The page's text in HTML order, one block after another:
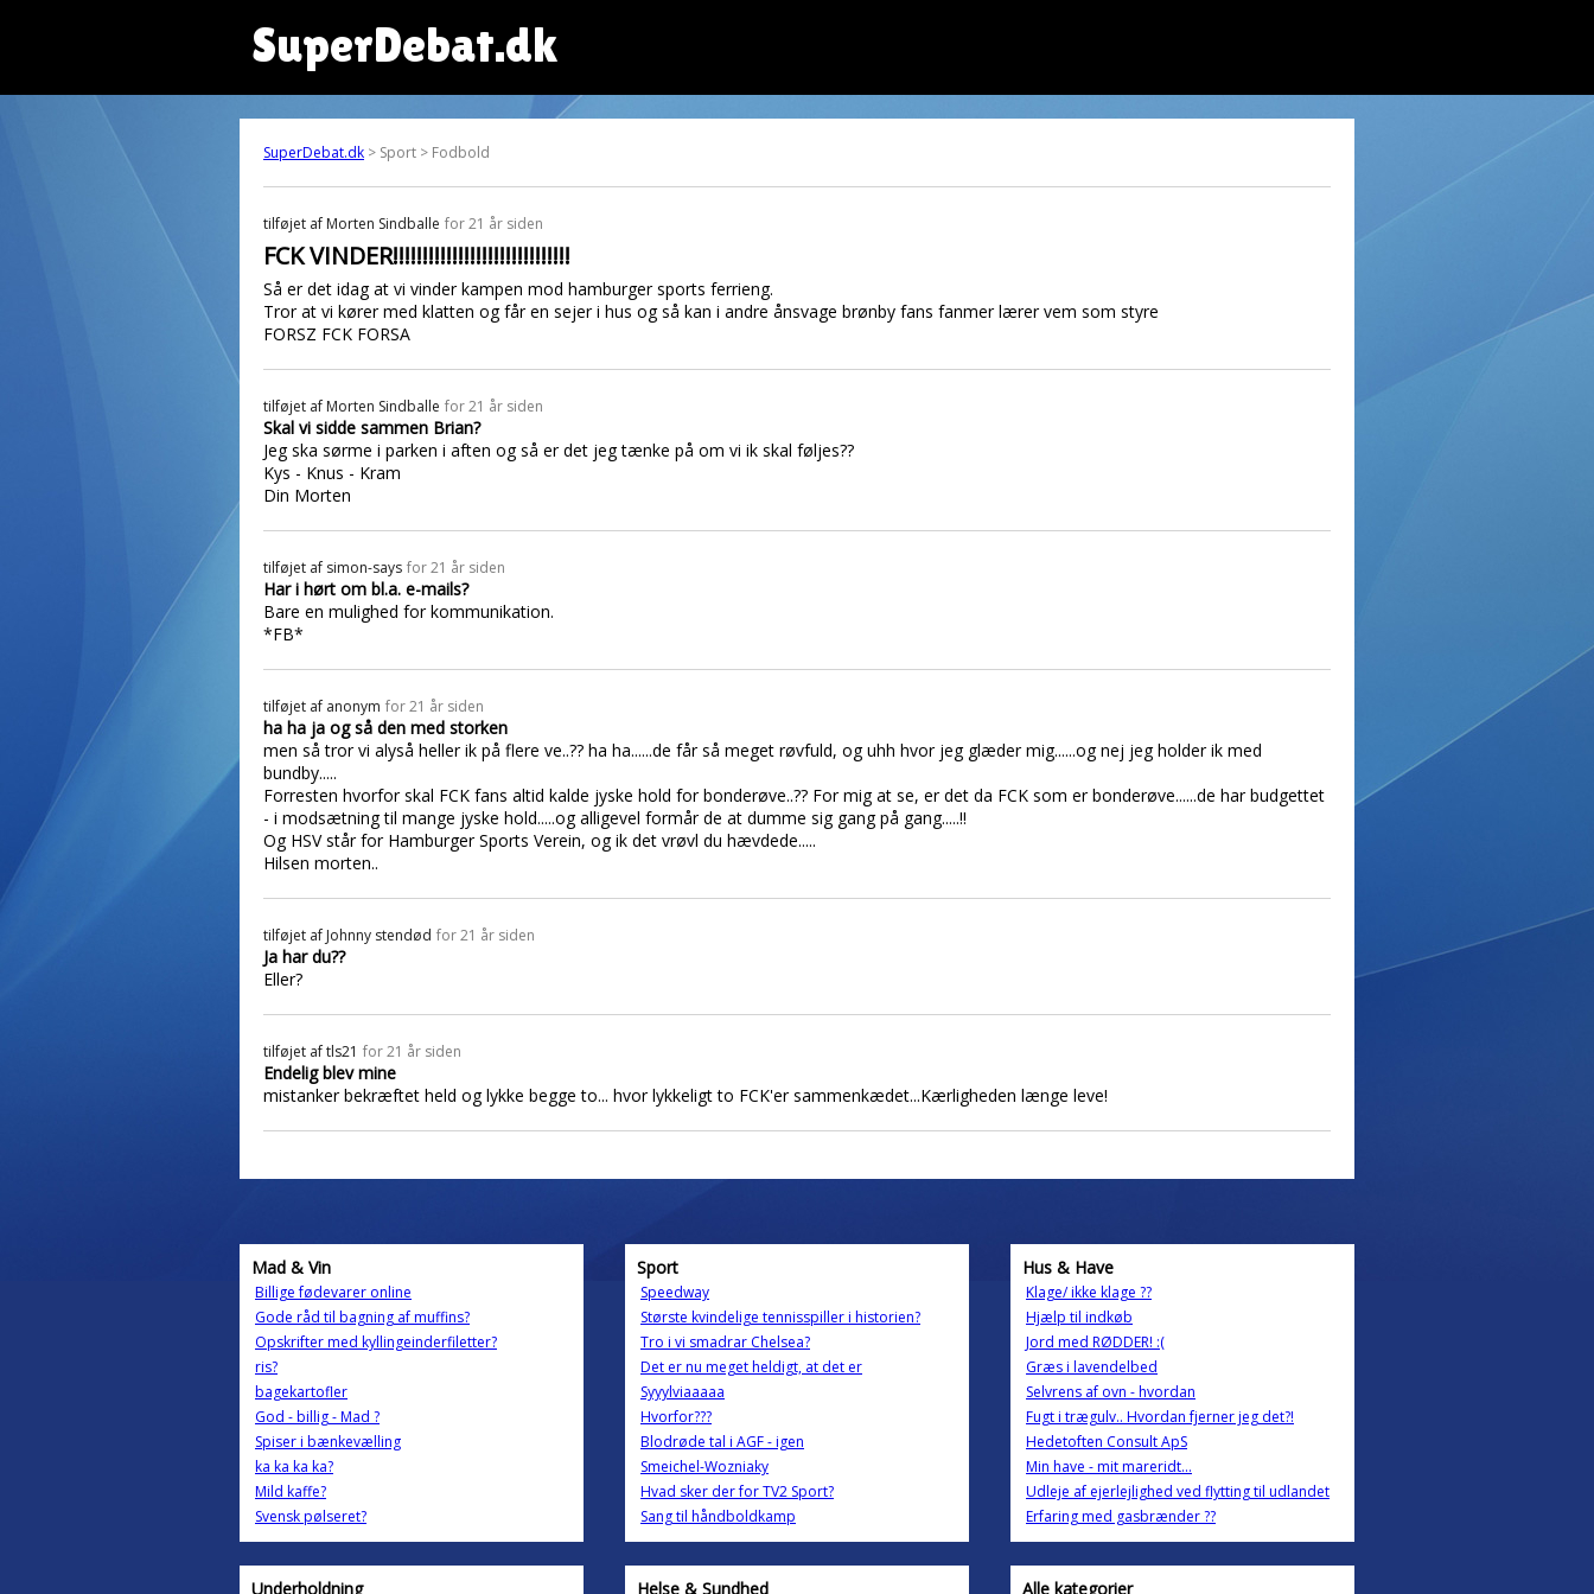
SuperDebat.dk
SuperDebat.dk > Sport > Fodbold
tilføjet af Morten Sindballe for 21 år siden
FCK VINDER!!!!!!!!!!!!!!!!!!!!!!!!!!!!!!
Så er det idag at vi vinder kampen mod hamburger sports ferrieng.
Tror at vi kører med klatten og får en sejer i hus og så kan i andre ånsvage brønby fans fanmer lærer vem som styre
FORSZ FCK FORSA
tilføjet af Morten Sindballe for 21 år siden
Skal vi sidde sammen Brian?
Jeg ska sørme i parken i aften og så er det jeg tænke på om vi ik skal føljes??
Kys - Knus - Kram
Din Morten
tilføjet af simon-says for 21 år siden
Har i hørt om bl.a. e-mails?
Bare en mulighed for kommunikation.
*FB*
tilføjet af anonym for 21 år siden
ha ha ja og så den med storken
men så tror vi alyså heller ik på flere ve..?? ha ha......de får så meget røvfuld, og uhh hvor jeg glæder mig......og nej jeg holder ik med
bundby.....
Forresten hvorfor skal FCK fans altid kalde jyske hold for bonderøve..?? For mig at se, er det da FCK som er bonderøve......de har budgettet
- i modsætning til mange jyske hold.....og alligevel formår de at dumme sig gang på gang.....!!
Og HSV står for Hamburger Sports Verein, og ik det vrøvl du hævdede.....
Hilsen morten..
tilføjet af Johnny stendød for 21 år siden
Ja har du??
Eller?
tilføjet aftls21 for 21 år siden
Endelig blev mine
mistanker bekræftet held og lykke begge to... hvor lykkeligt to FCK'er sammenkædet...Kærligheden længe leve!
Mad & Vin
Billige fødevarer online
Gode råd til bagning af muffins?
Opskrifter med kyllingeinderfiletter?
ris?
bagekartofler
God - billig - Mad ?
Spiser i bænkevælling
ka ka ka ka?
Mild kaffe?
Svensk pølseret?
Sport
Speedway
Største kvindelige tennisspiller i historien?
Tro i vi smadrar Chelsea?
Det er nu meget heldigt, at det er
Syyylviaaaaa
Hvorfor???
Blodrøde tal i AGF - igen
Smeichel-Wozniaky
Hvad sker der for TV2 Sport?
Sang til håndboldkamp
Hus & Have
Klage/ ikke klage ??
Hjælp til indkøb
Jord med RØDDER! :(
Græs i lavendelbed
Selvrens af ovn - hvordan
Fugt i trægulv.. Hvordan fjerner jeg det?!
Hedetoften Consult ApS
Min have - mit mareridt...
Udleje af ejerlejlighed ved flytting til udlandet
Erfaring med gasbrænder ??
Underholdning Helse & Sundhed Alle kategorier